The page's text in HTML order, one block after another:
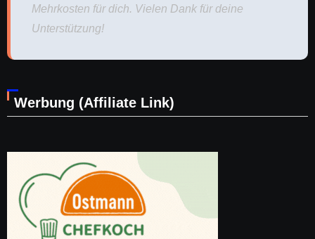
Mehrkosten für dich. Vielen Dank für deine
Unterstützung!
Werbung (Affiliate Link)